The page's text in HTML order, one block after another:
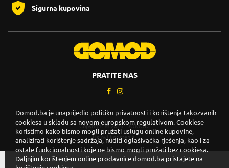
Sigurna kupovina
PRATITE NAS
Copyright © 2026. DOMOD.
Uslovi korištenja .
Domod.ba je unaprijedio politiku privatnosti i korištenja takozvanih
cookiesa u skladu sa novom europskom regulativom. Cookiese
koristimo kako bismo mogli pružati uslugu online kupovine,
analizirati korištenje sadržaja, nuditi oglašivačka rješenja, kao i za
ostale funkcionalnosti koje ne bismo mogli pružati bez cookiesa.
Daljnjim korištenjem online prodavnice domod.ba pristajete na